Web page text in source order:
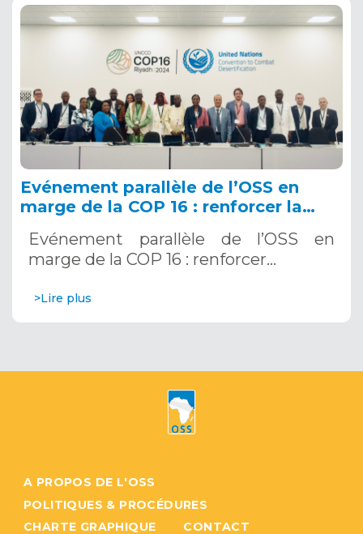
Evénement parallèle de l’OSS en
marge de la COP 16 : renforcer la
Systèmes d’Alerte Précoce
Multirisques. 12 décembre 2024
Evénement parallèle de l’OSS en
marge de la COP 16 : renforcer…
>Lire plus
A PROPOS DE L'OSS
POLITIQUES & PROCÉDURES
CHARTE GRAPHIQUE
CONTACT